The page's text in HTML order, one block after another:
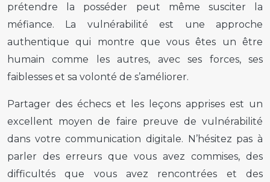
prétendre la posséder peut même susciter la
méfiance. La vulnérabilité est une approche
authentique qui montre que vous êtes un être
humain comme les autres, avec ses forces, ses
faiblesses et sa volonté de s’améliorer.
Partager des échecs et les leçons apprises est un
excellent moyen de faire preuve de vulnérabilité
dans votre communication digitale. N’hésitez pas à
parler des erreurs que vous avez commises, des
difficultés que vous avez rencontrées et des